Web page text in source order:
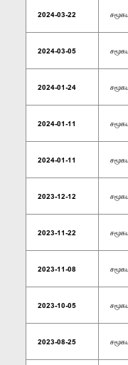
2024-03-22
2024-03-05
2024-01-24
2024-01-11
2024-01-11
2023-12-12
2023-11-22
2023-11-08
2023-10-05
2023-08-25